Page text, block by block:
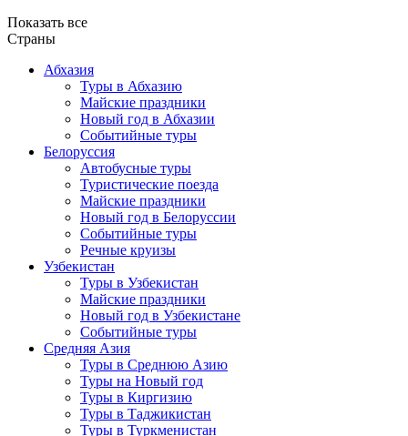
Показать все
Страны
Абхазия
Туры в Абхазию
Майские праздники
Новый год в Абхазии
Событийные туры
Белоруссия
Автобусные туры
Туристические поезда
Майские праздники
Новый год в Белоруссии
Событийные туры
Речные круизы
Узбекистан
Туры в Узбекистан
Майские праздники
Новый год в Узбекистане
Событийные туры
Средняя Азия
Туры в Среднюю Азию
Туры на Новый год
Туры в Киргизию
Туры в Таджикистан
Туры в Туркменистан